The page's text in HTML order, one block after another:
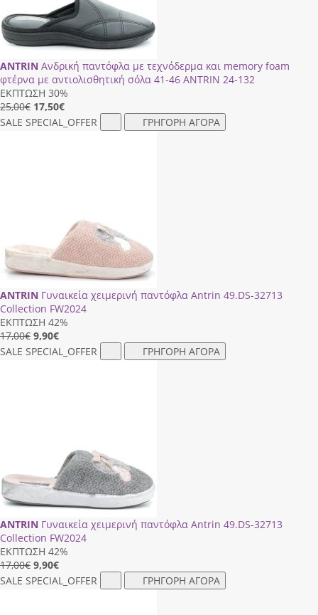
ANTRIN Ανδρική παντόφλα με τεχνόδερμα και memory foam
φτέρνα με αντιολισθητική σόλα 41-46 ANTRIN 24-132
ΕΚΠΤΩΣΗ 30%
25,00€ 17,50€
SALE SPECIAL_OFFER ΓΡΗΓΟΡΗ ΑΓΟΡΑ
ANTRIN Γυναικεία χειμερινή παντόφλα Antrin 49.DS-32713
Collection FW2024
ΕΚΠΤΩΣΗ 42%
17,00€ 9,90€
SALE SPECIAL_OFFER ΓΡΗΓΟΡΗ ΑΓΟΡΑ
ANTRIN Γυναικεία χειμερινή παντόφλα Antrin 49.DS-32713
Collection FW2024
ΕΚΠΤΩΣΗ 42%
17,00€ 9,90€
SALE SPECIAL_OFFER ΓΡΗΓΟΡΗ ΑΓΟΡΑ